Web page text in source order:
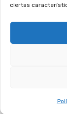
ciertas
Las tarjetas
de interés
de pagos
bancos no
los